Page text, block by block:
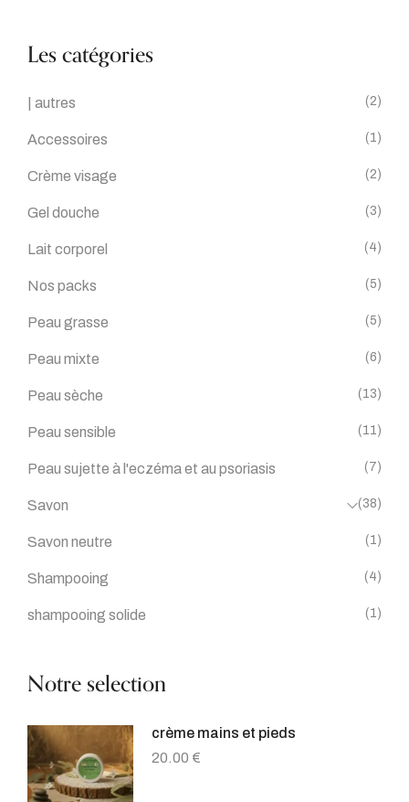
Les catégories
| autres (2)
Accessoires (1)
Crème visage (2)
Gel douche (3)
Lait corporel (4)
Nos packs (5)
Peau grasse (5)
Peau mixte (6)
Peau sèche (13)
Peau sensible (11)
Peau sujette à l'eczéma et au psoriasis (7)
Savon (38)
Savon neutre (1)
Shampooing (4)
shampooing solide (1)
Notre selection
crème mains et pieds
20.00 €